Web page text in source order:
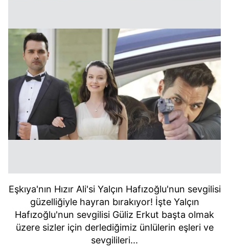
Eşkıya'nın Hızır Ali'si Yalçın Hafızoğlu'nun sevgilisi
güzelliğiyle hayran bırakıyor! İşte Yalçın
Hafızoğlu'nun sevgilisi Güliz Erkut başta olmak
üzere sizler için derlediğimiz ünlülerin eşleri ve
sevgilileri...